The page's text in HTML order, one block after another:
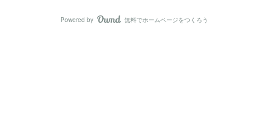
Powered by AmebaOwnd
無料でホームページをつくろう